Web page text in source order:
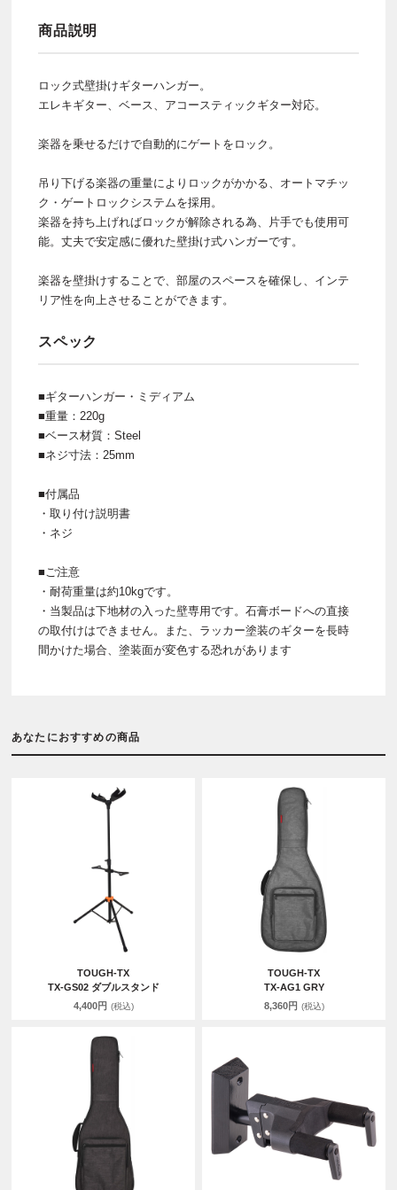
商品説明
ロック式壁掛けギターハンガー。
エレキギター、ベース、アコースティックギター対応。
楽器を乗せるだけで自動的にゲートをロック。
吊り下げる楽器の重量によりロックがかかる、オートマチッ
ク・ゲートロックシステムを採用。
楽器を持ち上げればロックが解除される為、片手でも使用可
能。丈夫で安定感に優れた壁掛け式ハンガーです。
楽器を壁掛けすることで、部屋のスペースを確保し、インテ
リア性を向上させることができます。
スペック
■ギターハンガー・ミディアム
■重量：220g
■ベース材質：Steel
■ネジ寸法：25mm
■付属品
・取り付け説明書
・ネジ
■ご注意
・耐荷重量は約10kgです。
・当製品は下地材の入った壁専用です。石膏ボードへの直接
の取付けはできません。また、ラッカー塗装のギターを長時
間かけた場合、塗装面が変色する恐れがあります
あなたにおすすめの商品
TOUGH-TX
TX-GS02 ダブルスタンド
4,400円 (税込)
TOUGH-TX
TX-AG1 GRY
8,360円 (税込)